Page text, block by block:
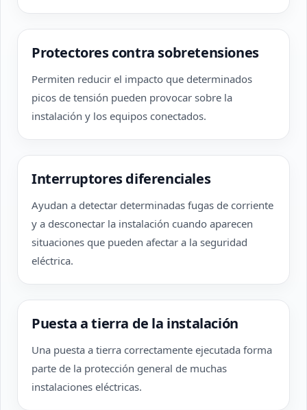
Protectores contra sobretensiones
Permiten reducir el impacto que determinados
picos de tensión pueden provocar sobre la
instalación y los equipos conectados.
Interruptores diferenciales
Ayudan a detectar determinadas fugas de corriente
y a desconectar la instalación cuando aparecen
situaciones que pueden afectar a la seguridad
eléctrica.
Puesta a tierra de la instalación
Una puesta a tierra correctamente ejecutada forma
parte de la protección general de muchas
instalaciones eléctricas.